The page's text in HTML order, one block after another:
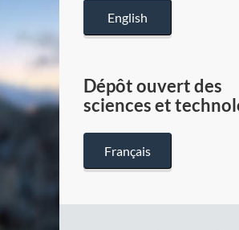
English
Dépôt ouvert des
sciences et
Français